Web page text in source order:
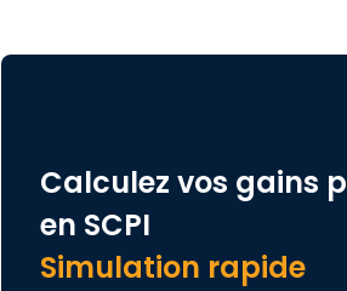
Calculez vos gains
en SCPI
Simulation rapide